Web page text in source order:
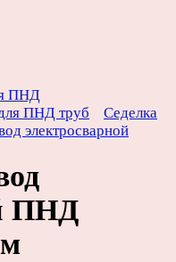
ПНД
ПНД труб
Седелка
электросварной
ПНД